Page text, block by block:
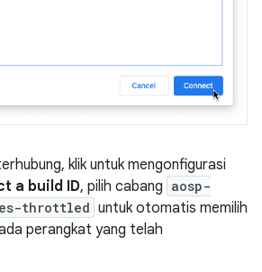
klik untuk mengonfigurasi
a build ID, pilih cabang aosp-
throttled untuk otomatis memilih
perangkat yang telah